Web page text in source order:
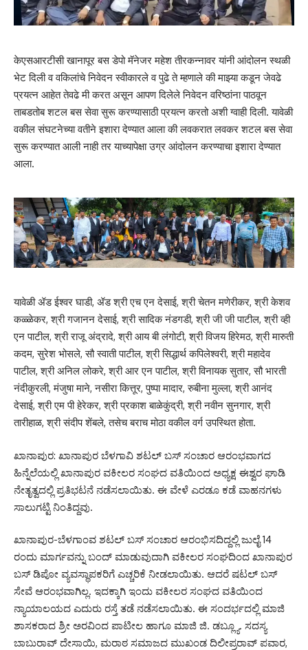
केएसआरटीसी खानापूर बस डेपो मॅनेजर महेश तीरकन्नावर यांनी आंदोलन स्थळी
भेट दिली व वकिलांचे निवेदन स्वीकारले व पुढे ते म्हणाले की माझ्या कडून जेवढे
प्रयत्न आहेत तेवढे मी करत असून आपण दिलेले निवेदन वरिष्ठांना पाठवून
ताबडतोब शटल बस सेवा सुरू करण्यासाठी प्रयत्न करतो अशी ग्वाही दिली. यावेळी
वकील संघटनेच्या वतीने इशारा देण्यात आला की लवकरात लवकर शटल बस सेवा
सुरू करण्यात आली नाही तर याच्यापेक्षा उग्र आंदोलन करण्याचा इशारा देण्यात
आला.
यावेळी ॲड ईश्वर घाडी, ॲड श्री एच एन देसाई, श्री चेतन मणेरीकर, श्री केशव
कळ्ळेकर, श्री गजानन देसाई, श्री सादिक नंडगडी, श्री जी जी पाटील, श्री व्ही
एन पाटील, श्री राजू अंद्रादे, श्री आय बी लंगोटी, श्री विजय हिरेमठ, श्री मारुती
कदम, सुरेश भोसले, सौ स्वाती पाटील, श्री सिद्धार्थ कपिलेश्वरी, श्री महादेव
पाटील, श्री अनिल लोकरे, श्री आर एन पाटील, श्री विनायक सुतार, सौ भारती
नंदीकुरली, मंजुषा माने, नसीरा कित्तूर, पुष्पा मादार, रुबीना मुल्ला, श्री आनंद
देसाई, श्री एम पी हेरेकर, श्री प्रकाश बाळेकुंद्री, श्री नवीन सुनगार, श्री
तारीहाळ, श्री संदीप शेंबले, तसेच बराच मोठा वकील वर्ग उपस्थित होता.
ಖಾನಾಪುರ: ಖಾನಾಪುರ ಬೆಳಗಾವಿ ಶಟಲ್ ಬಸ್ ಸಂಚಾರ ಆರಂಭವಾಗದ
ಹಿನ್ನೆಲೆಯಲ್ಲಿ ಖಾನಾಪುರ ವಕೀಲರ ಸಂಘದ ವತಿಯಿಂದ ಅಧ್ಯಕ್ಷ ಈಶ್ವರ ಘಾಡಿ
ನೇತೃತ್ವದಲ್ಲಿ ಪ್ರತಿಭಟನೆ ನಡೆಸಲಾಯಿತು. ಈ ವೇಳೆ ಎರಡೂ ಕಡೆ ವಾಹನಗಳು
ಸಾಲುಗಟ್ಟಿ ನಿಂತಿದ್ದವು.
ಖಾನಾಪುರ-ಬೆಳಗಾಂವ ಶಟಲ್ ಬಸ್ ಸಂಚಾರ ಆರಂಭಿಸದಿದ್ದಲ್ಲಿ ಜುಲೈ 14
ರಂದು ಮಾರ್ಗವನ್ನು ಬಂದ್ ಮಾಡುವುದಾಗಿ ವಕೀಲರ ಸಂಘದಿಂದ ಖಾನಾಪುರ
ಬಸ್ ಡಿಪೋ ವ್ಯವಸ್ಥಾಪಕರಿಗೆ ಎಚ್ಚರಿಕೆ ನೀಡಲಾಯಿತು. ಆದರೆ ಷಟಲ್ ಬಸ್
ಸೇವೆ ಆರಂಭವಾಗಿಲ್ಲ. ಇದಕ್ಕಾಗಿ ಇಂದು ವಕೀಲರ ಸಂಘದ ವತಿಯಿಂದ
ನ್ಯಾಯಾಲಯದ ಎದುರು ರಸ್ತೆ ತಡೆ ನಡೆಸಲಾಯಿತು. ಈ ಸಂದರ್ಭದಲ್ಲಿ ಮಾಜಿ
ಶಾಸಕರಾದ ಶ್ರೀ ಅರವಿಂದ ಪಾಟೀಲ ಹಾಗೂ ಮಾಜಿ ಜಿ. ಡಬ್ಲ್ಯೂ. ಸದಸ್ಯ
ಬಾಬುರಾವ್ ದೇಸಾಯಿ, ಮರಾಠ ಸಮಾಜದ ಮುಖಂಡ ದಿಲೀಪ್ರರಾವ್ ಪವಾರ,